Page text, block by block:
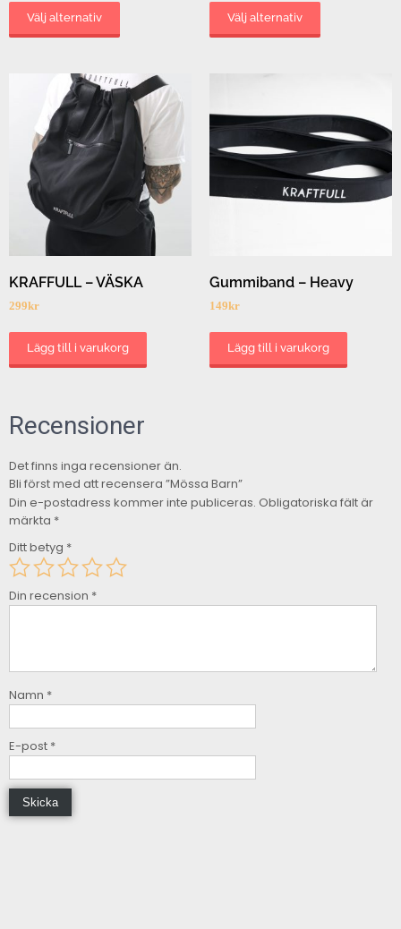
Välj alternativ Välj alternativ
KRAFFULL – VÄSKA
299kr
Lägg till i varukorg
Gummiband – Heavy
149kr
Lägg till i varukorg
Recensioner
Det finns inga recensioner än.
Bli först med att recensera ”Mössa Barn”
Din e-postadress kommer inte publiceras. Obligatoriska fält är
märkta *
Ditt betyg *
Din recension *
Namn *
E-post *